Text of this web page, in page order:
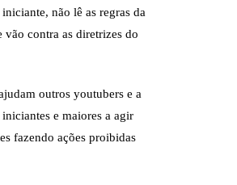
não lê as regras da
vão contra as diretrizes do
outros youtubers e a
e maiores a agir
fazendo ações proibidas